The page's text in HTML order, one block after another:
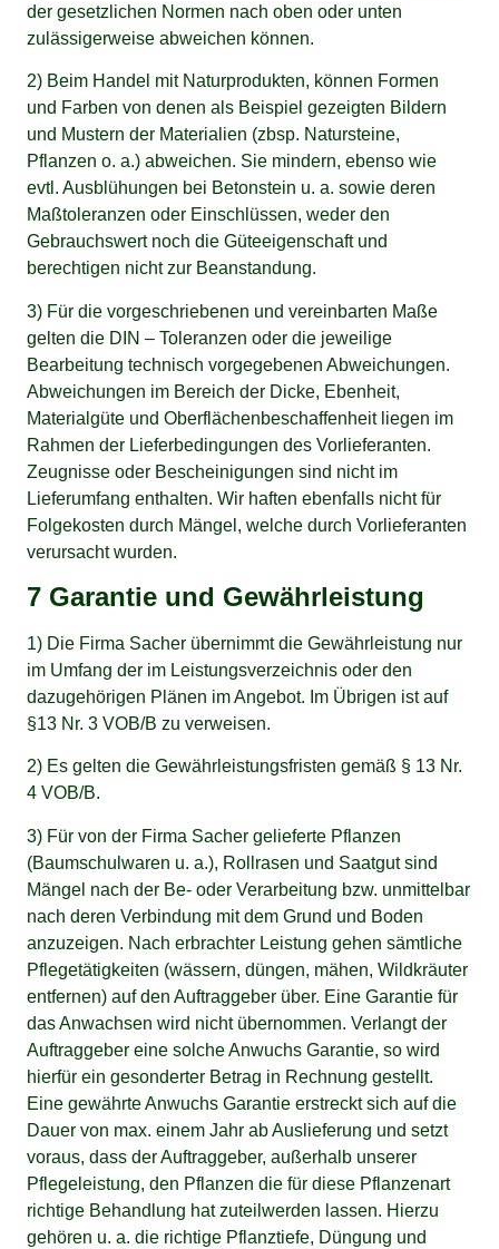
der gesetzlichen Normen nach oben oder unten
zulässigerweise abweichen können.
2) Beim Handel mit Naturprodukten, können Formen
und Farben von denen als Beispiel gezeigten Bildern
und Mustern der Materialien (zbsp. Natursteine,
Pflanzen o. a.) abweichen. Sie mindern, ebenso wie
evtl. Ausblühungen bei Betonstein u. a. sowie deren
Maßtoleranzen oder Einschlüssen, weder den
Gebrauchswert noch die Güteeigenschaft und
berechtigen nicht zur Beanstandung.
3) Für die vorgeschriebenen und vereinbarten Maße
gelten die DIN – Toleranzen oder die jeweilige
Bearbeitung technisch vorgegebenen Abweichungen.
Abweichungen im Bereich der Dicke, Ebenheit,
Materialgüte und Oberflächenbeschaffenheit liegen im
Rahmen der Lieferbedingungen des Vorlieferanten.
Zeugnisse oder Bescheinigungen sind nicht im
Lieferumfang enthalten. Wir haften ebenfalls nicht für
Folgekosten durch Mängel, welche durch Vorlieferanten
verursacht wurden.
7 Garantie und Gewährleistung
1) Die Firma Sacher übernimmt die Gewährleistung nur
im Umfang der im Leistungsverzeichnis oder den
dazugehörigen Plänen im Angebot. Im Übrigen ist auf
§13 Nr. 3 VOB/B zu verweisen.
2) Es gelten die Gewährleistungsfristen gemäß § 13 Nr.
4 VOB/B.
3) Für von der Firma Sacher gelieferte Pflanzen
(Baumschulwaren u. a.), Rollrasen und Saatgut sind
Mängel nach der Be- oder Verarbeitung bzw. unmittelbar
nach deren Verbindung mit dem Grund und Boden
anzuzeigen. Nach erbrachter Leistung gehen sämtliche
Pflegetätigkeiten (wässern, düngen, mähen, Wildkräuter
entfernen) auf den Auftraggeber über. Eine Garantie für
das Anwachsen wird nicht übernommen. Verlangt der
Auftraggeber eine solche Anwuchs Garantie, so wird
hierfür ein gesonderter Betrag in Rechnung gestellt.
Eine gewährte Anwuchs Garantie erstreckt sich auf die
Dauer von max. einem Jahr ab Auslieferung und setzt
voraus, dass der Auftraggeber, außerhalb unserer
Pflegeleistung, den Pflanzen die für diese Pflanzenart
richtige Behandlung hat zuteilwerden lassen. Hierzu
gehören u. a. die richtige Pflanztiefe, Düngung und